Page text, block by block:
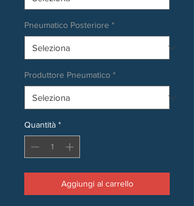
Pneumatico Posteriore *
Produttore Pneumatico *
Quantità *
Aggiungi al carrello